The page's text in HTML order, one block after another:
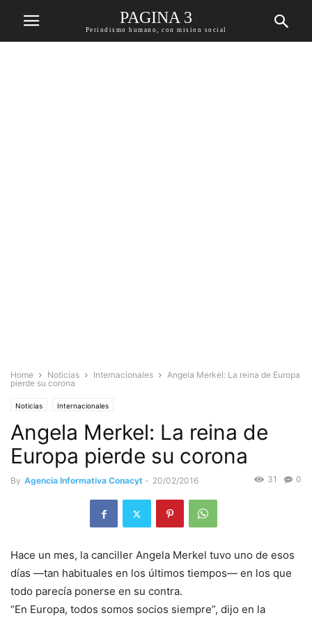
PAGINA 3
Periodismo humano, con mision social
Home Noticias Internacionales
Angela Merkel: La reina de Europa
pierde su corona
Noticias Internacionales
Angela Merkel: La reina de
Europa pierde su corona
By Agencia Informativa Conacyt - 20/02/2016 0
31
Hace un mes, la canciller Angela Merkel tuvo uno de esos
días —tan habituales en los últimos tiempos— en los que
todo parecía ponerse en su contra.
“En Europa, todos somos socios siempre”, dijo en la